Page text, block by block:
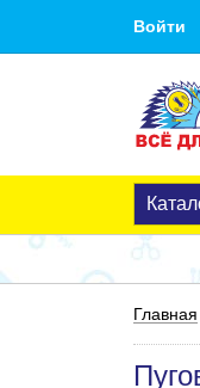
Войти
Главная